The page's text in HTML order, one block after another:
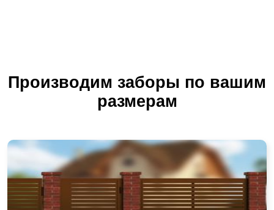
Производим заборы по вашим
размерам